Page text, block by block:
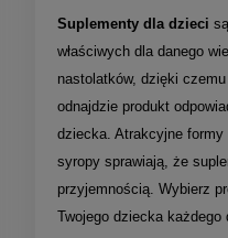
Suplementy dla dzieci
właściwych dla danego
nastolatków, dzięki
odnajdzie produkt
dziecka. Atrakcyjne
syropy sprawiają, że
przyjemnością. Wybierz
Twojego dziecka każdego